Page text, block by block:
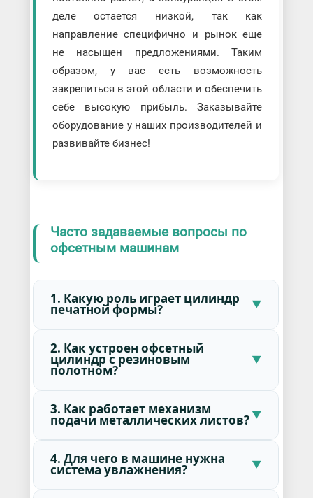
деле остается низкой, так как
направление специфично и рынок еще
не насыщен предложениями. Таким
образом, у вас есть возможность
закрепиться в этой области и обеспечить
себе высокую прибыль. Заказывайте
оборудование у наших производителей и
развивайте бизнес!
Часто задаваемые вопросы по
офсетным машинам
1. Какую роль играет цилиндр
печатной формы?
2. Как устроен офсетный
цилиндр с резиновым
полотном?
3. Как работает механизм
подачи металлических листов?
4. Для чего в машине нужна
система увлажнения?